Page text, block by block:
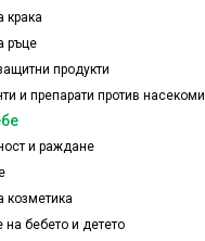
крака
ръце
продукти
и препарати против насекоми
и раждане
козметика
на бебето и детето